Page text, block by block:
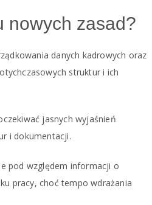
nowych zasad?
danych kadrowych oraz
struktur i ich
jasnych wyjaśnień
i dokumentacji.
pod względem informacji o
pracy, choć tempo wdrażania